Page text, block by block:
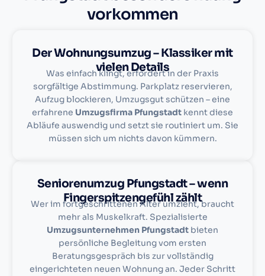
vorkommen
Der Wohnungsumzug – Klassiker mit
vielen Details
Was einfach klingt, erfordert in der Praxis
sorgfältige Abstimmung. Parkplatz reservieren,
Aufzug blockieren, Umzugsgut schützen – eine
erfahrene Umzugsfirma Pfungstadt kennt diese
Abläufe auswendig und setzt sie routiniert um. Sie
müssen sich um nichts davon kümmern.
Seniorenumzug Pfungstadt – wenn
Fingerspitzengefühl zählt
Wer im fortgeschrittenen Alter umzieht, braucht
mehr als Muskelkraft. Spezialisierte
Umzugsunternehmen Pfungstadt bieten
persönliche Begleitung vom ersten
Beratungsgespräch bis zur vollständig
eingerichteten neuen Wohnung an. Jeder Schritt